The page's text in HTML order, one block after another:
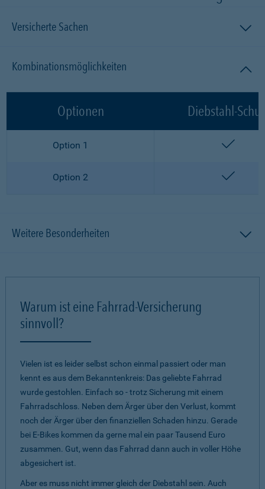
Versicherte Sachen
Kombinationsmöglichkeiten
Optionen Diebstahl-
Option 1
Option 2
Weitere Besonderheiten
Warum ist eine Fahrrad-Versicherung
sinnvoll?
Vielen ist es leider selbst schon einmal passiert oder man
kennt es aus dem Bekanntenkreis: Das geliebte Fahrrad
wurde gestohlen. Einfach so - trotz Sicherung mit einem
Fahrradschloss. Neben dem Ärger über den Verlust, kommt
noch der Ärger über den finanziellen Schaden hinzu. Gerade
bei E-Bikes kommen da gerne mal ein paar Tausend Euro
zusammen. Gut, wenn das Fahrrad dann auch in voller Höhe
abgesichert ist.
Aber es muss nicht immer gleich der Diebstahl sein. Auch